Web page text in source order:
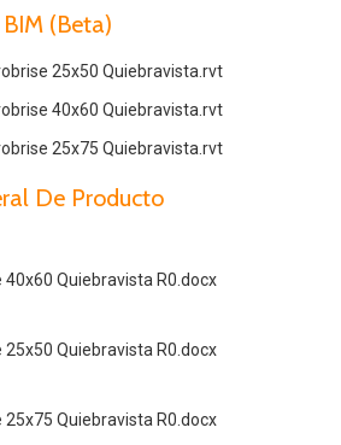
(Beta)
25x50 Quiebravista.rvt
40x60 Quiebravista.rvt
25x75 Quiebravista.rvt
De Producto
40x60 Quiebravista R0.docx
25x50 Quiebravista R0.docx
25x75 Quiebravista R0.docx